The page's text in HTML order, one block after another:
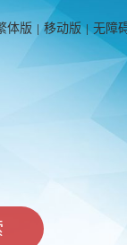
体版 | 移动版 | 无障